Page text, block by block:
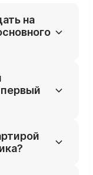
на
кредита.